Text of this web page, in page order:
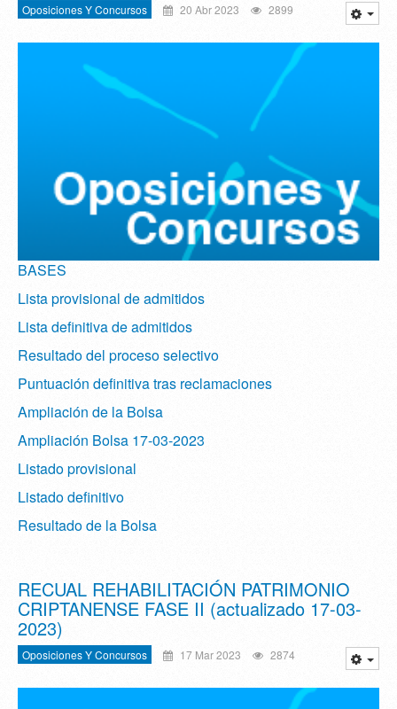
Oposiciones Y Concursos 20 Abr 2023 2899
BASES
Lista provisional de admitidos
Lista definitiva de admitidos
Resultado del proceso selectivo
Puntuación definitiva tras reclamaciones
Ampliación de la Bolsa
Ampliación Bolsa 17-03-2023
Listado provisional
Listado definitivo
Resultado de la Bolsa
RECUAL REHABILITACIÓN PATRIMONIO
CRIPTANENSE FASE II (actualizado 17-03-
2023)
Oposiciones Y Concursos 17 Mar 2023 2874